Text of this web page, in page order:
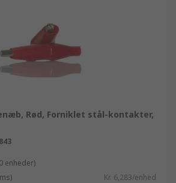
Rød, Forniklet stål-kontakter,
enheder)
Kr. 6,283/enhed